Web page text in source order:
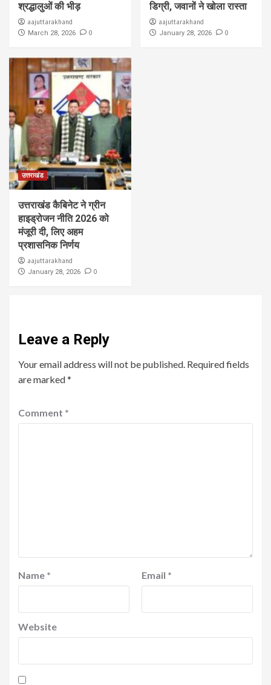
श्रद्धालुओं की भीड़
aajuttarakhand
March 28, 2026 0
डिग्री, जवानों ने खोला रास्ता
aajuttarakhand
January 28, 2026 0
उत्तराखंड
उत्तराखंड कैबिनेट ने ग्रीन
हाइड्रोजन नीति 2026 को
मंजूरी दी, लिए अहम
प्रशासनिक निर्णय
aajuttarakhand
January 28, 2026 0
Leave a Reply
Your email address will not be published. Required fields
are marked*
Comment *
Name * Email *
Website